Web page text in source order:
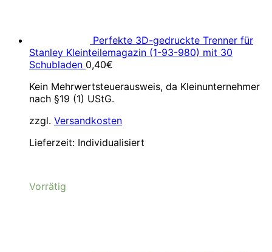
Perfekte 3D-gedruckte Trenner für
Stanley Kleinteilemagazin (1-93-980) mit 30
Schubladen 0,40€
Kein Mehrwertsteuerausweis, da Kleinunternehmer
nach §19 (1) UStG.
zzgl. Versandkosten
Lieferzeit: Individualisiert
Vorrätig